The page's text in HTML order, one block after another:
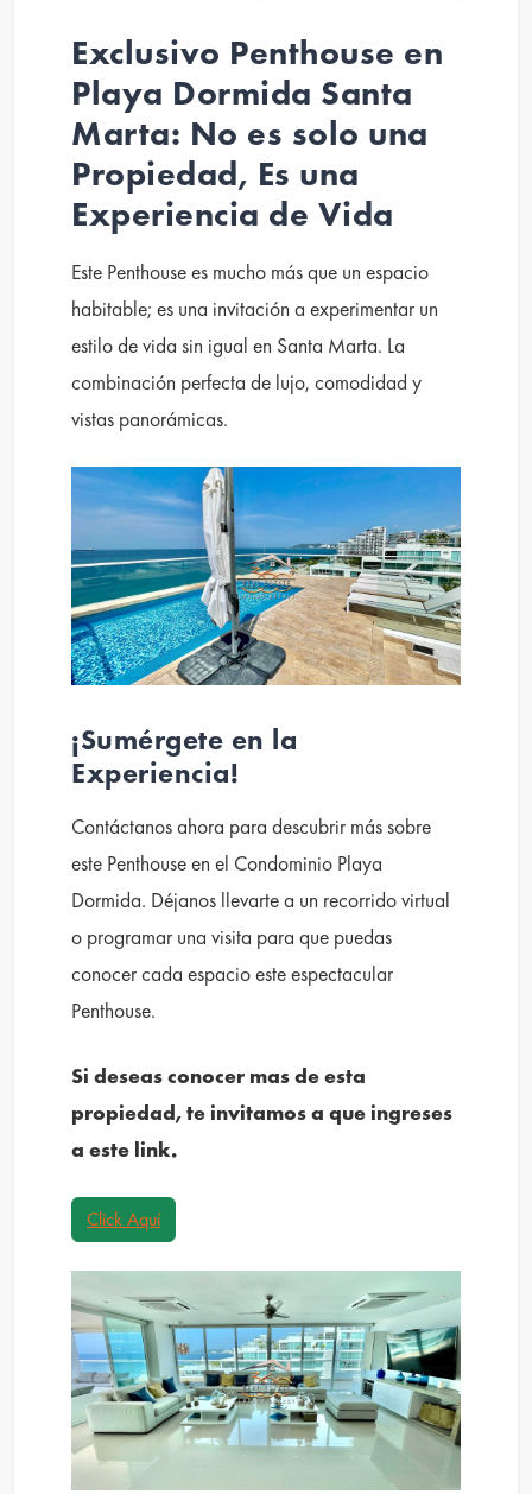
Exclusivo Penthouse en
Playa Dormida Santa
Marta: No es solo una
Propiedad, Es una
Experiencia de Vida
Este Penthouse es mucho más que un espacio
habitable; es una invitación a experimentar un
estilo de vida sin igual en Santa Marta. La
combinación perfecta de lujo, comodidad y
vistas panorámicas.
¡Sumérgete en la
Experiencia!
Contáctanos ahora para descubrir más sobre
este Penthouse en el Condominio Playa
Dormida. Déjanos llevarte a un recorrido virtual
o programar una visita para que puedas
conocer cada espacio este espectacular
Penthouse.
Si deseas conocer mas de esta
propiedad, te invitamos a que ingreses
a este link.
Click Aquí